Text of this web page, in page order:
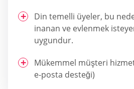
Din temelli üyeler, bu
inanan ve evlenmek
uygundur.
Mükemmel müşteri
e-posta desteği)